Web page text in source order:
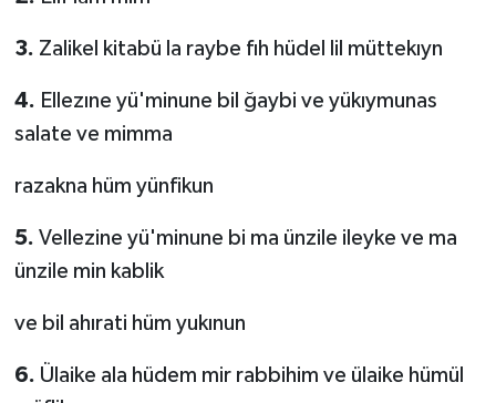
3. Zalikel kitabü la raybe fıh hüdel lil müttekıyn
4. Ellezıne yü'minune bil ğaybi ve yükıymunas
salate ve mimma
razakna hüm yünfikun
5. Vellezine yü'minune bi ma ünzile ileyke ve ma
ünzile min kablik
ve bil ahırati hüm yukınun
6. Ülaike ala hüdem mir rabbihim ve ülaike hümül